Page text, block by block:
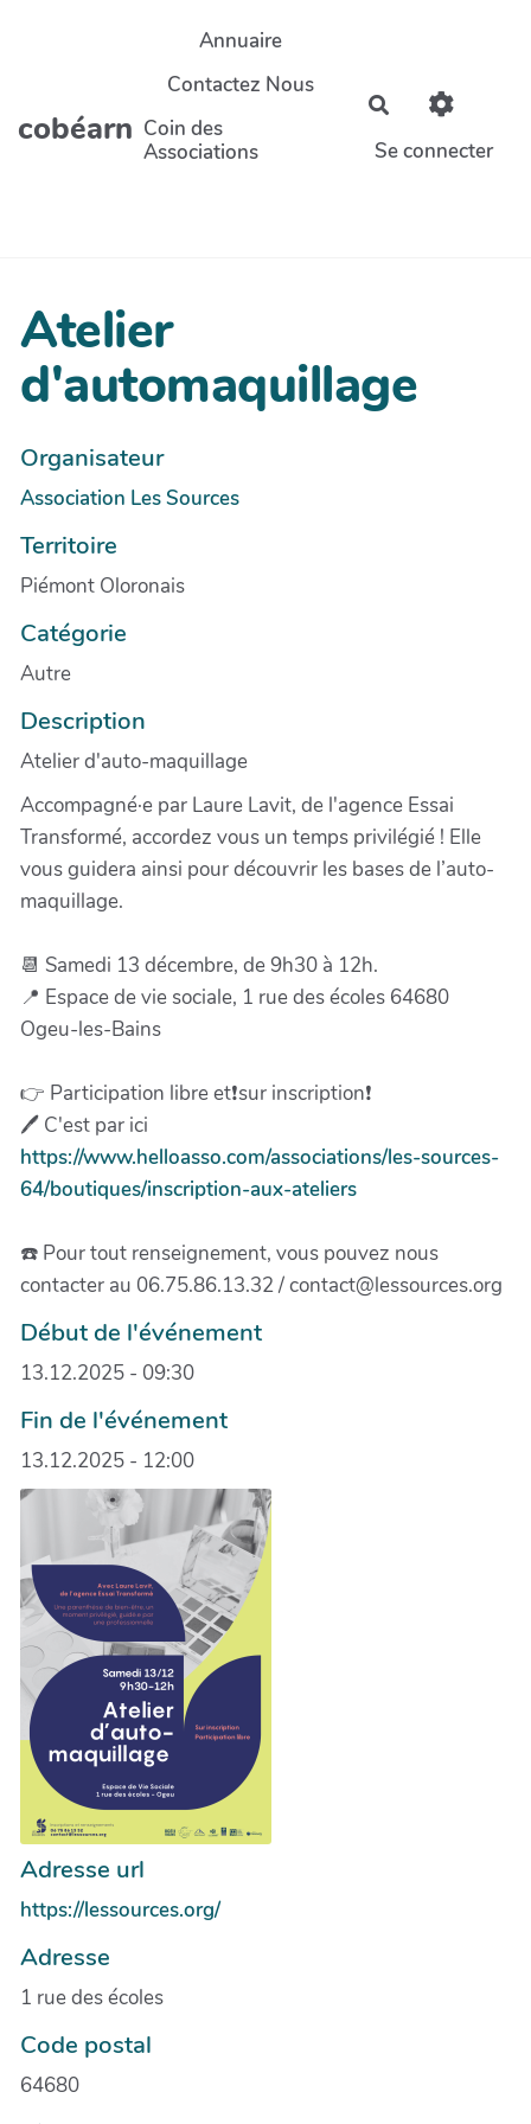
Aller au contenu principal
cobéarn
Annuaire
Contactez Nous
Coin des
Associations
Rechercher
Se connecter
Atelier
d'automaquillage
Organisateur
Association Les Sources
Territoire
Piémont Oloronais
Catégorie
Autre
Description
Atelier d'auto-maquillage
Accompagné·e par Laure Lavit, de l'agence Essai
Transformé, accordez vous un temps privilégié ! Elle
vous guidera ainsi pour découvrir les bases de l’auto-
maquillage.
📆 Samedi 13 décembre, de 9h30 à 12h.
📍 Espace de vie sociale, 1 rue des écoles 64680
Ogeu-les-Bains
👉 Participation libre et❗sur inscription❗
🖊️ C'est par ici
https://www.helloasso.com/associations/les-sources-
64/boutiques/inscription-aux-ateliers
☎️ Pour tout renseignement, vous pouvez nous
contacter au 06.75.86.13.32 / contact@lessources.org
Début de l'événement
13.12.2025 - 09:30
Fin de l'événement
13.12.2025 - 12:00
Adresse url
https://lessources.org/
Adresse
1 rue des écoles
Code postal
64680